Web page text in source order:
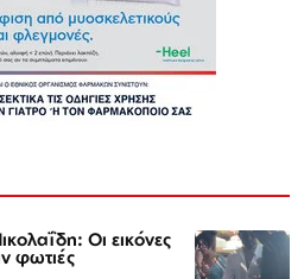
Οι εικόνες
φωτιές